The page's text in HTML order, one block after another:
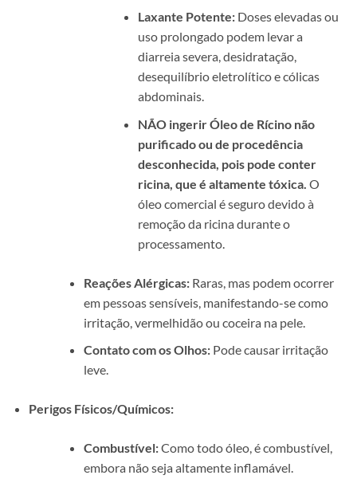
Laxante Potente: Doses elevadas ou
uso prolongado podem levar a
diarreia severa, desidratação,
desequilíbrio eletrolítico e cólicas
abdominais.
NÃO ingerir Óleo de Rícino não
purificado ou de procedência
desconhecida, pois pode conter
ricina, que é altamente tóxica. O
óleo comercial é seguro devido à
remoção da ricina durante o
processamento.
Reações Alérgicas:Raras, mas podem ocorrer
em pessoas sensíveis, manifestando-se como
irritação, vermelhidão ou coceira na pele.
Contato com os Olhos:Pode causar irritação
leve.
Perigos Físicos/Químicos:
Combustível:Como todo óleo, é combustível,
embora não seja altamente inflamável.